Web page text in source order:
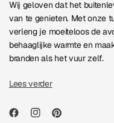
Wij geloven dat het
van te genieten. Met onze
verleng je moeiteloos de
behaaglijke warmte en
branden als het vuur zelf.
Lees verder